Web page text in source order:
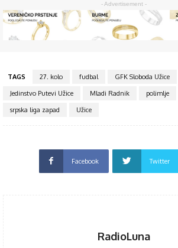
- Advertisement -
TAGS 27. kolo fudbal
GFK Sloboda Užice
Jedinstvo Putevi Užice
Mladi Radnik
polimlje
srpska liga zapad
Užice
Facebook Twitter
RadioLuna